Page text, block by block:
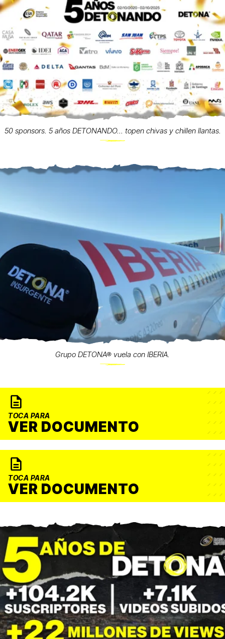
50 sponsors. 5 años DETONANDO... topen chivas y chillen llantas.
Grupo DETONA® vuela con IBERIA.
TOCA PARA
VER DOCUMENTO
TOCA PARA
VER DOCUMENTO